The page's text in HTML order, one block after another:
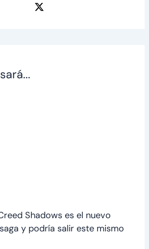
Shadows es el nuevo
y podría salir este mismo